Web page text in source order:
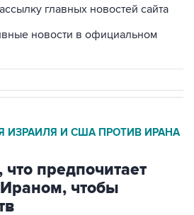
главных новостей сайта
новости в официальном
ИЗРАИЛЯ И США ПРОТИВ ИРАНА
предпочитает
чтобы